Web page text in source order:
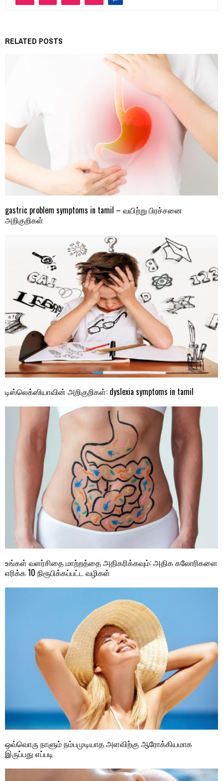
RELATED POSTS
gastric problem symptoms in tamil – வயிற்று பிரச்சனை
அறிகுறிகள்
டிஸ்லெக்ஸியாவின் அறிகுறிகள்: dyslexia symptoms in tamil
உங்கள் வளர்சிதை மாற்றத்தை அதிகரிக்கவும்: அதிக கலோரிகளை
எரிக்க 10 நிரூபிக்கப்பட்ட வழிகள்
ஒவ்வொரு நாளும் நம்பமுடியாத அளவிற்கு ஆரோக்கியமாக
இருப்பது எப்படி